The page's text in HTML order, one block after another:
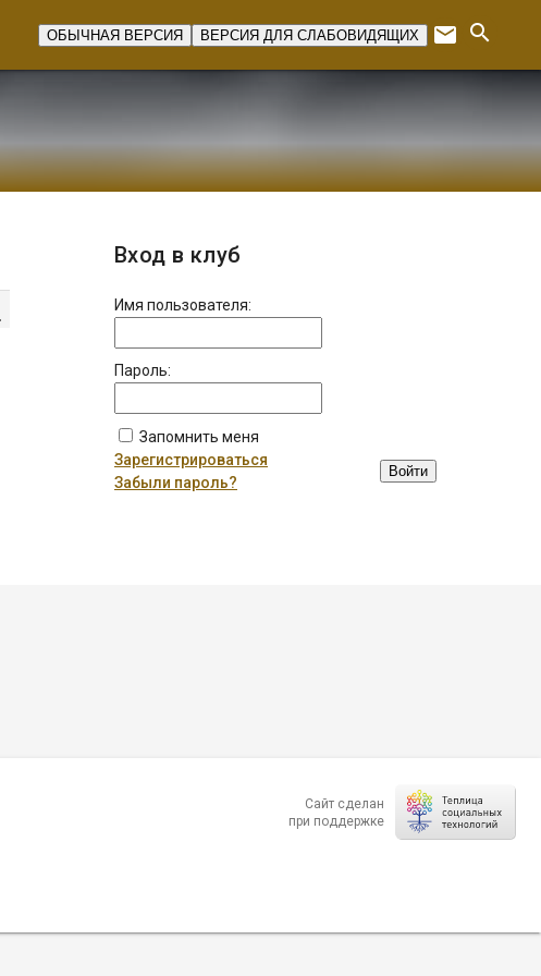
ОБЫЧНАЯ ВЕРСИЯ ВЕРСИЯ ДЛЯ СЛАБОВИДЯЩИХ email search
Вход в клуб
Имя пользователя:
Пароль:
Запомнить меня
Войти
Зарегистрироваться
Забыли пароль?
Сайт сделан
при поддержке